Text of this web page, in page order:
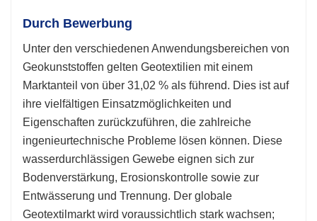
Durch Bewerbung
Unter den verschiedenen Anwendungsbereichen von
Geokunststoffen gelten Geotextilien mit einem
Marktanteil von über 31,02 % als führend. Dies ist auf
ihre vielfältigen Einsatzmöglichkeiten und
Eigenschaften zurückzuführen, die zahlreiche
ingenieurtechnische Probleme lösen können. Diese
wasserdurchlässigen Gewebe eignen sich zur
Bodenverstärkung, Erosionskontrolle sowie zur
Entwässerung und Trennung. Der globale
Geotextilmarkt wird voraussichtlich stark wachsen;